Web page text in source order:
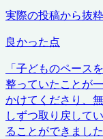
実際の投稿から抜粋
良かった点
「子どものペース
整っていたことが
かけてくださり、
しずつ取り戻して
ることができました